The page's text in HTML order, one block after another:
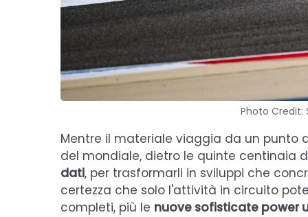
Photo Credit:
Mentre il materiale viaggia da un punto
del mondiale, dietro le quinte centinaia
dati, per trasformarli in sviluppi che
certezza che solo l'attività in circuito
completi, più le nuove sofisticate power